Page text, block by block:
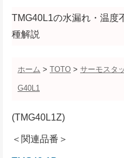
TMG40L1の水漏れ・温度
種解説
ホーム > TOTO > サーモスタ
G40L1
(TMG40L1Z)
＜関連品番＞